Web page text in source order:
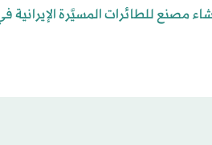
للطائرات المسيَّرة الإيرانية